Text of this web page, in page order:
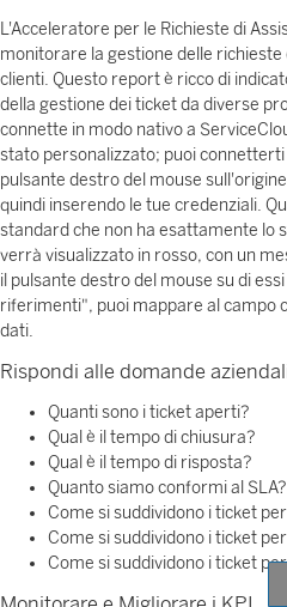
L'Acceleratore per le Richieste di
monitorare la gestione delle
clienti. Questo report è ricco di
della gestione dei ticket da diverse
connette in modo nativo a
stato personalizzato; puoi connetterti
pulsante destro del mouse
quindi inserendo le tue credenziali.
standard che non ha esattamente lo
verrà visualizzato in rosso, con un
il pulsante destro del mouse su di
riferimenti", puoi mappare al campo
dati.
Rispondi alle domande
Quanti sono i ticket aperti?
Qual è il tempo di chiusura?
Qual è il tempo di risposta?
Quanto siamo conformi al SLA?
Come si suddividono i ticket
Come si suddividono i ticket
Come si suddividono i ticket